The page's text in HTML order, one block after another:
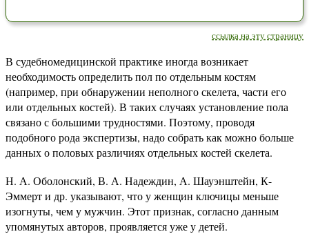
ссылка на эту страницу
В судебномедицинской практике иногда возникает
необходимость определить пол по отдельным костям
(например, при обнаружении неполного скелета, части его
или отдельных костей). В таких случаях установление пола
связано с большими трудностями. Поэтому, проводя
подобного рода экспертизы, надо собрать как можно больше
данных о половых различиях отдельных костей скелета.
Н. А. Оболонский, В. А. Надеждин, А. Шауэнштейн, К-
Эммерт и др. указывают, что у женщин ключицы меньше
изогнуты, чем у мужчин. Этот признак, согласно данным
упомянутых авторов, проявляется уже у детей.